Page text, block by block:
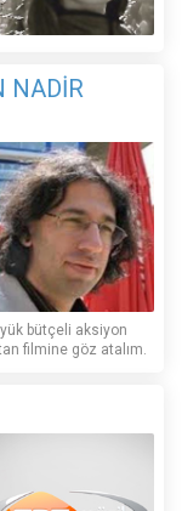
NADİR
bütçeli aksiyon
filmine göz atalım.